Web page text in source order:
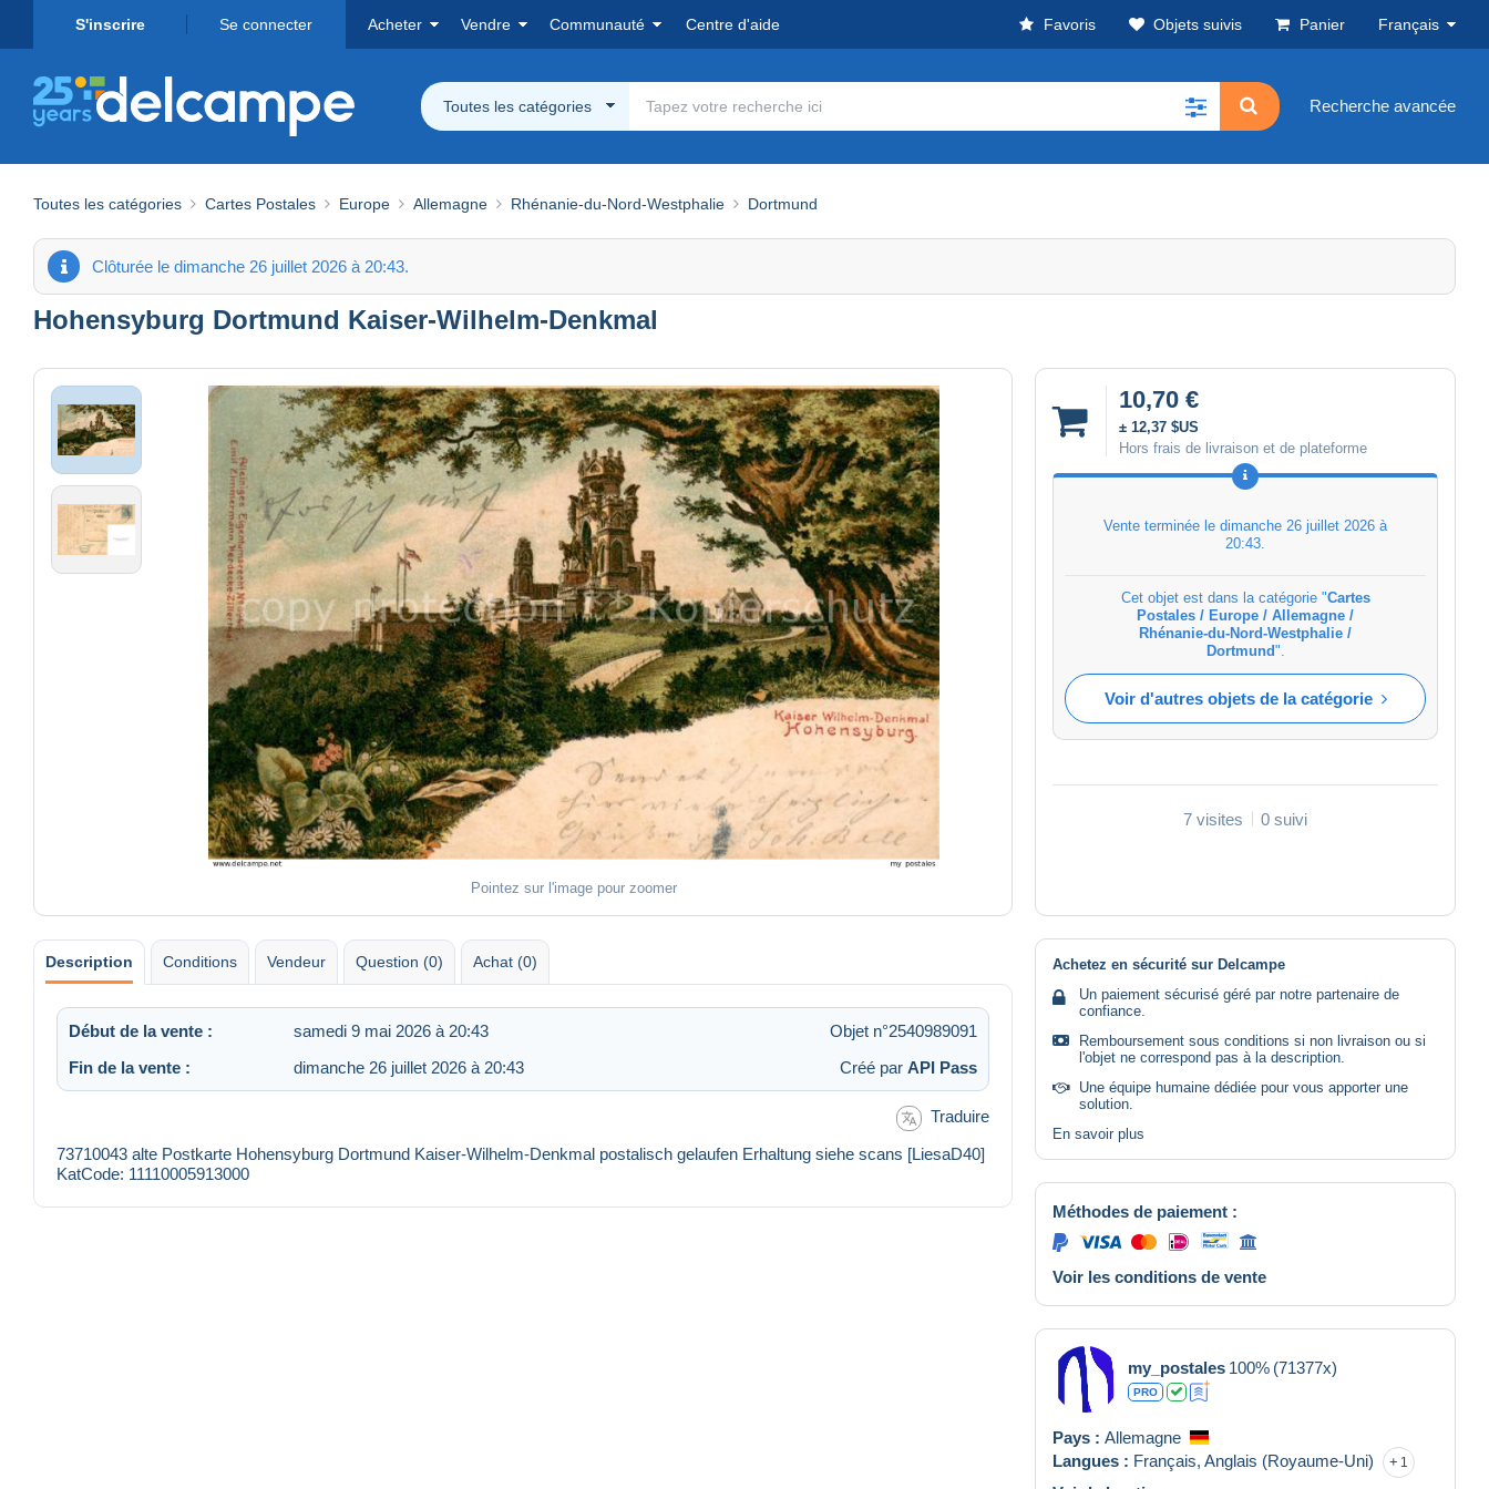
S'inscrire Se connecter Acheter Vendre Communauté Centre d'aide Favoris Objets suivis Panier Français
Toutes les catégories Recherche avancée
Toutes les catégories Cartes Postales Europe Allemagne Rhénanie-du-Nord-Westphalie Dortmund
Clôturée le dimanche 26 juillet 2026 à 20:43.
Hohensyburg Dortmund Kaiser-Wilhelm-Denkmal
Pointez sur l'image pour zoomer
10,70 €
± 12,37 $US
Hors frais de livraison et de plateforme
Vente terminée le dimanche 26 juillet 2026 à
20:43
Cet objet est dans la catégorie "Cartes
Postales / Europe / Allemagne /
Rhénanie-du-Nord-Westphalie /
Dortmund".
Voir d'autres objets de la catégorie
7 visites 0 suivi
Description Conditions Vendeur Question (0) Achat (0)
Début de la vente : samedi 9 mai 2026 à 20:43
Objet n°2540989091
Fin de la vente :
dimanche 26 juillet 2026 à 20:43 Créé par API Pass
Traduire
73710043 alte Postkarte Hohensyburg Dortmund Kaiser-Wilhelm-Denkmal postalisch gelaufen Erhaltung siehe scans [LiesaD40]
KatCode: 11110005913000
Achetez en sécurité sur Delcampe
Un paiement sécurisé géré par notre partenaire de
confiance.
Remboursement sous conditions si non livraison ou si
l'objet ne correspond pas à la description.
Une équipe humaine dédiée pour vous apporter une
solution.
En savoir plus
Méthodes de paiement :
Voir les conditions de vente
my_postales 100% (71377x)
PRO
Pays : Allemagne
Langues : Français, Anglais (Royaume-Uni) 1